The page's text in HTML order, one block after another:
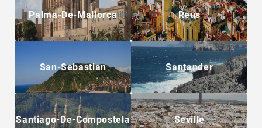
Palma-De-Mallorca Reus
San-Sebastian Santander
Santiago-De-Compostela Seville